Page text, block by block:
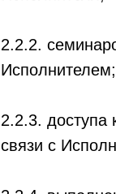
2.2.2.
Исполнителем;
2.2.3. доступа
связи с